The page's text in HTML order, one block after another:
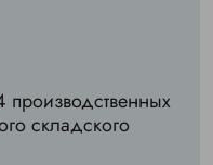
складского